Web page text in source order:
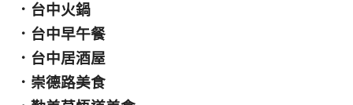
． 台中火鍋
． 台中早午餐
． 台中居酒屋
． 崇德路美食